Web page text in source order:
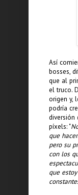
Así
bosses,
que al
el truco.
origen y,
podría
diversión
píxels: "
que
pero su
con los
que